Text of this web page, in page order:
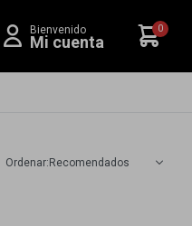
0
Recomendados